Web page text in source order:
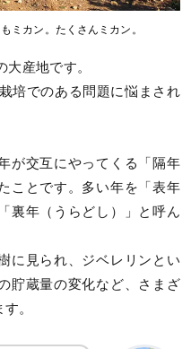
ミカン。たくさんミカン。
産地です。
培でのある問題に悩まされ
が交互にやってくる「隔年
ことです。多い年を「表年
裏年（うらどし）」と呼ん
に見られ、ジベレリンとい
貯蔵量の変化など、さまざ
。